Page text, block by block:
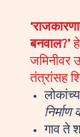
बनवाल?’
जमिनीवर
तंत्रांसह
निर्माण
गाव ते